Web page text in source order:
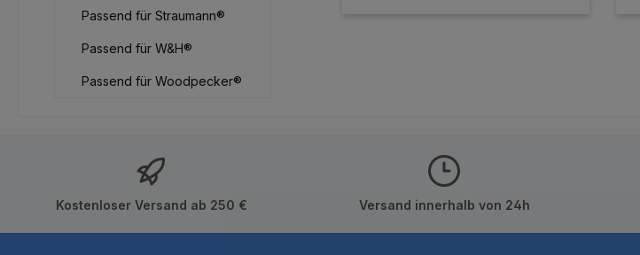
Passend für Straumann®
Passend für W&H®
Passend für Woodpecker®
Kostenloser Versand ab 250 € Versand innerhalb von 24h